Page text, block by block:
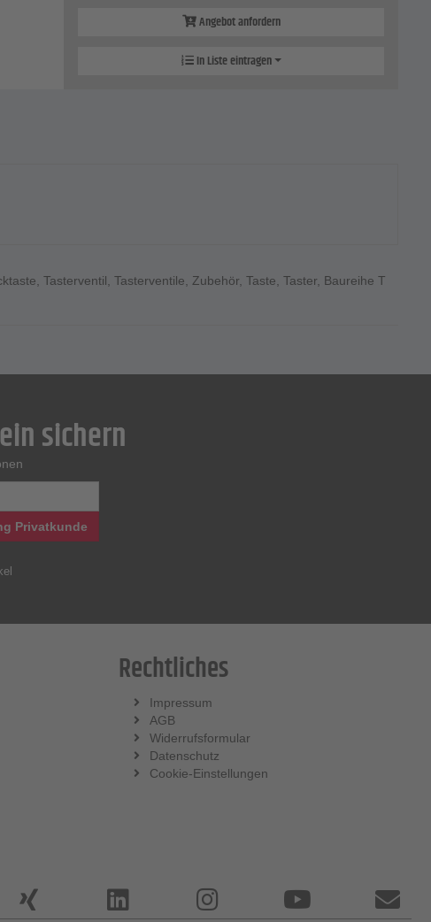
Angebot anfordern
In Liste eintragen
Tasterventil Tasterventile Zubehör Taste Taster Baureihe T
sichern
Privatkunde
Rechtliches
Impressum
AGB
Widerrufsformular
Datenschutz
Cookie-Einstellungen